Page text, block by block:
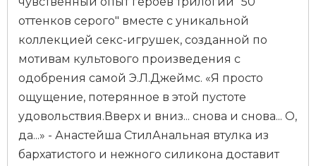
оттенков серого" вместе с уникальной
коллекцией секс-игрушек, созданной по
мотивам культового произведения с
одобрения самой Э.Л.Джеймс. «Я просто
ощущение, потерянное в этой пустоте
удовольствия.Вверх и вниз... снова и снова... О,
да...» - Анастейша СтилАнальная втулка из
бархатистого и нежного силикона доставит